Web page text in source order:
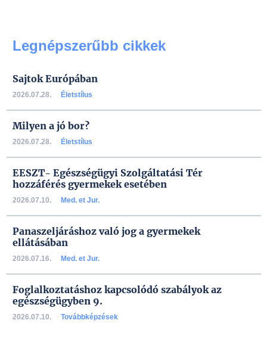
Legnépszerűbb cikkek
Sajtok Európában
2026.07.28. Életstílus
Milyen a jó bor?
2026.07.28. Életstílus
EESZT- Egészségügyi Szolgáltatási Tér
hozzáférés gyermekek esetében
2026.07.10. Med. et Jur.
Panaszeljáráshoz való jog a gyermekek
ellátásában
2026.07.16. Med. et Jur.
Foglalkoztatáshoz kapcsolódó szabályok az
egészségügyben 9.
2026.07.10. Továbbképzések